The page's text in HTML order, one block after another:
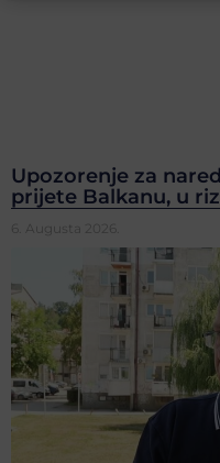
Upozorenje za
prijete Balkanu, u
6. Augusta 2026.